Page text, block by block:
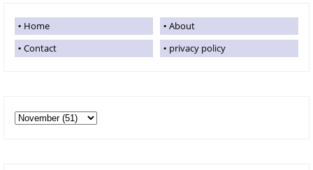
Home
About
Contact
privacy policy